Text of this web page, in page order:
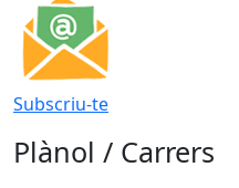
Subscriu-te
Plànol / Carrers